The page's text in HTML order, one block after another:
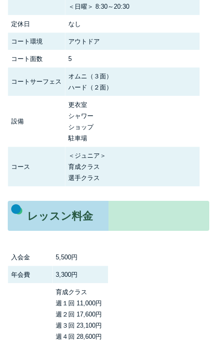
＜日曜＞ 8:30～20:30
定休日 なし
コート環境 アウトドア
コート面数 5
コートサーフェス
オムニ（３面）
ハード（２面）
設備
更衣室
シャワー
ショップ
駐車場
コース
＜ジュニア＞
育成クラス
選手クラス
レッスン料金
入会金 5,500円
年会費 3,300円
育成クラス
週１回 11,000円
週２回 17,600円
週３回 23,100円
週４回 28,600円